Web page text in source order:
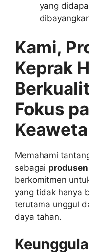
yang
Kami,
Keprak
Fokus
Memahami
sebagai
berkomitmen
yang tidak hanya
terutama unggul
daya tahan.